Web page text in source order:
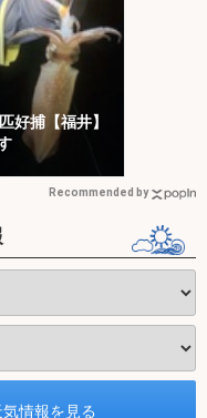
好捕【福井】
Recommended by